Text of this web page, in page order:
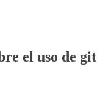
el uso de git